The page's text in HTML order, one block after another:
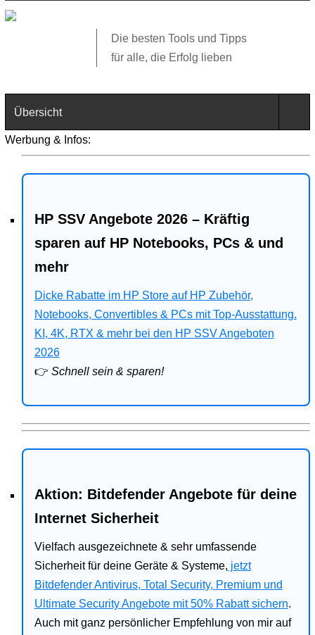
Die besten Tools und Tipps
für alle, die Erfolg lieben
Übersicht
Technik
Web
Business
Angebote
Bitdefender
Ratgeber
Werbung & Infos:
HP SSV Angebote 2026 – Kräftig
sparen auf HP Notebooks, PCs & und
mehr
Dicke Rabatte im HP Store auf HP Zubehör,
Notebooks, Convertibles & PCs mit Top-Ausstattung.
KI, 4K, RTX & mehr bei den HP SSV Angeboten
2026
👉 Schnell sein & sparen!
Aktion: Bitdefender Angebote für deine
Internet Sicherheit
Vielfach ausgezeichnete & sehr umfassende
Sicherheit für deine Geräte & Systeme, jetzt
Bitdefender Antivirus, Total Security, Premium und
Ultimate Security Angebote mit 50% Rabatt sichern.
Auch mit ganz persönlicher Empfehlung von mir auf